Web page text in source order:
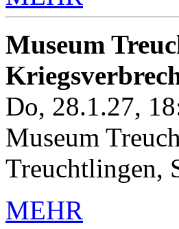
Museum
Do, 28.1.27,
Museum
Treuchtlingen,
MEHR